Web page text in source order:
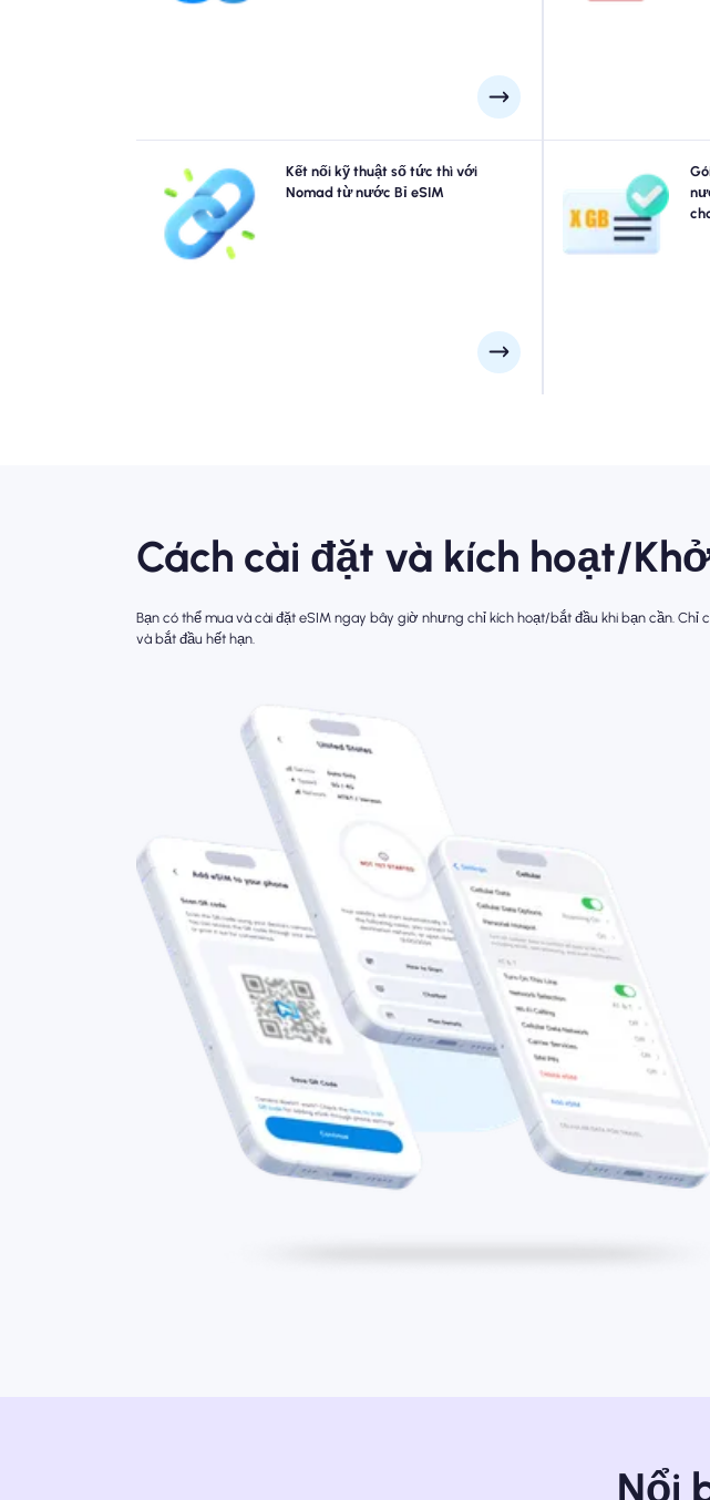
Kết nối kỹ thuật số tức thì với
Nomad từ nước Bỉ eSIM
Bỏ qua các hàng đợi và quên các sim vật lý. Kích hoạt
Nomad nước Bỉ eSIM của bạn ngay lập tức từ thiết bị
của bạn để kết nối nhanh 4G/5G. Hãy trực tuyến ngay
khi bạn đến sân bay mà không gặp rắc rối hay chậm trễ.
Đi đến Brussel,
trong nước Bỉ?
của chúng tôi được
với kết nối 4G/5G liền
của chúng tôi yêu
Cách cài đặt và kích hoạt/
Bạn có thể mua và cài đặt eSIM ngay bây giờ nhưng chỉ kích hoạt/bắt đầu khi bạn cần.
và bắt đầu hết hạn.
Nổi